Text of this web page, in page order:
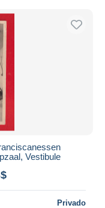
Vestibule
Privado